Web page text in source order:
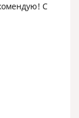
С